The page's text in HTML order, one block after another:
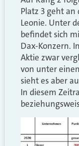
Platz 3 geht
Leonie. Unter
befindet sich
Dax-Konzern.
Aktie zwar
von unter
sieht es aber
In diesem